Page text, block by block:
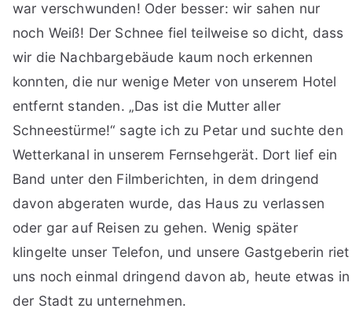
war verschwunden! Oder besser: wir sahen nur
noch Weiß! Der Schnee fiel teilweise so dicht, dass
wir die Nachbargebäude kaum noch erkennen
konnten, die nur wenige Meter von unserem Hotel
entfernt standen. „Das ist die Mutter aller
Schneestürme!“ sagte ich zu Petar und suchte den
Wetterkanal in unserem Fernsehgerät. Dort lief ein
Band unter den Filmberichten, in dem dringend
davon abgeraten wurde, das Haus zu verlassen
oder gar auf Reisen zu gehen. Wenig später
klingelte unser Telefon, und unsere Gastgeberin riet
uns noch einmal dringend davon ab, heute etwas in
der Stadt zu unternehmen.